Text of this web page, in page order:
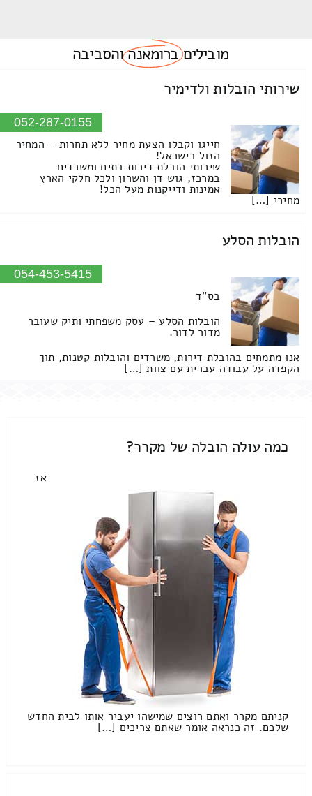
מוביליםברומאנהוהסביבה
שירותי הובלות ולדימיר
052-287-0155
חייגו וקבלו הצעת מחיר ללא תחרות – המחיר
הזול בישראל!
שירותי הובלת דירות בתים ומשרדים
במרכז, גוש דן והשרון ולכל חלקי הארץ
אמינות ודייקנות מעל הכל!
מחירי […]
הובלות הסלע
054-453-5415
בס"ד
הובלות הסלע – עסק משפחתי ותיק שעובר
מדור לדור.
אנו מתמחים בהובלת דירות, משרדים והובלות קטנות, תוך
הקפדה על עבודה עברית עם צוות […]
כמה עולה הובלה של מקרר?
אז
קניתם מקרר ואתם רוצים שמישהו יעביר אותו לבית החדש
שלכם. זה כנראה אומר שאתם צריכים […]